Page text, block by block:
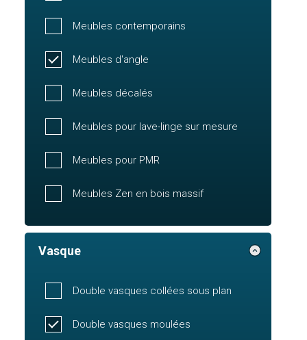
Meubles contemporains
Meubles d'angle
Meubles décalés
Meubles pour lave-linge sur mesure
Meubles pour PMR
Meubles Zen en bois massif
Vasque
Double vasques collées sous plan
Double vasques moulées